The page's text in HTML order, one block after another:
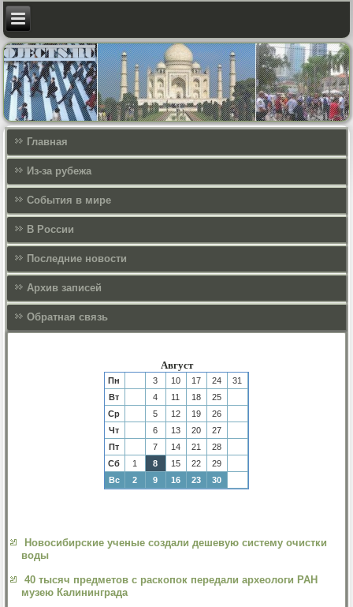
Главная
Из-за рубежа
События в мире
В России
Последние новости
Архив записей
Обратная связь
Август
Пн 3 10 17 24
31
Вт
4 11 18
25
Ср
5 12 19
26
Чт
6 13 20
27
Пт
7 14 21
28
Сб
1 8 15 22
29
Вс
2 9 16 23 30
Новосибирские ученые создали дешевую систему очистки
воды
40 тысяч предметов с раскопок передали археологи РАН
музею Калининграда